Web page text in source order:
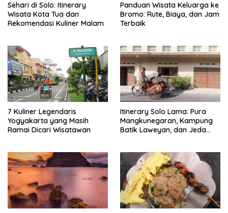
Sehari di Solo: Itinerary
Wisata Kota Tua dan
Rekomendasi Kuliner Malam
Panduan Wisata Keluarga ke
Bromo: Rute, Biaya, dan Jam
Terbaik
7 Kuliner Legendaris
Yogyakarta yang Masih
Ramai Dicari Wisatawan
Itinerary Solo Lama: Pura
Mangkunegaran, Kampung
Batik Laweyan, dan Jeda